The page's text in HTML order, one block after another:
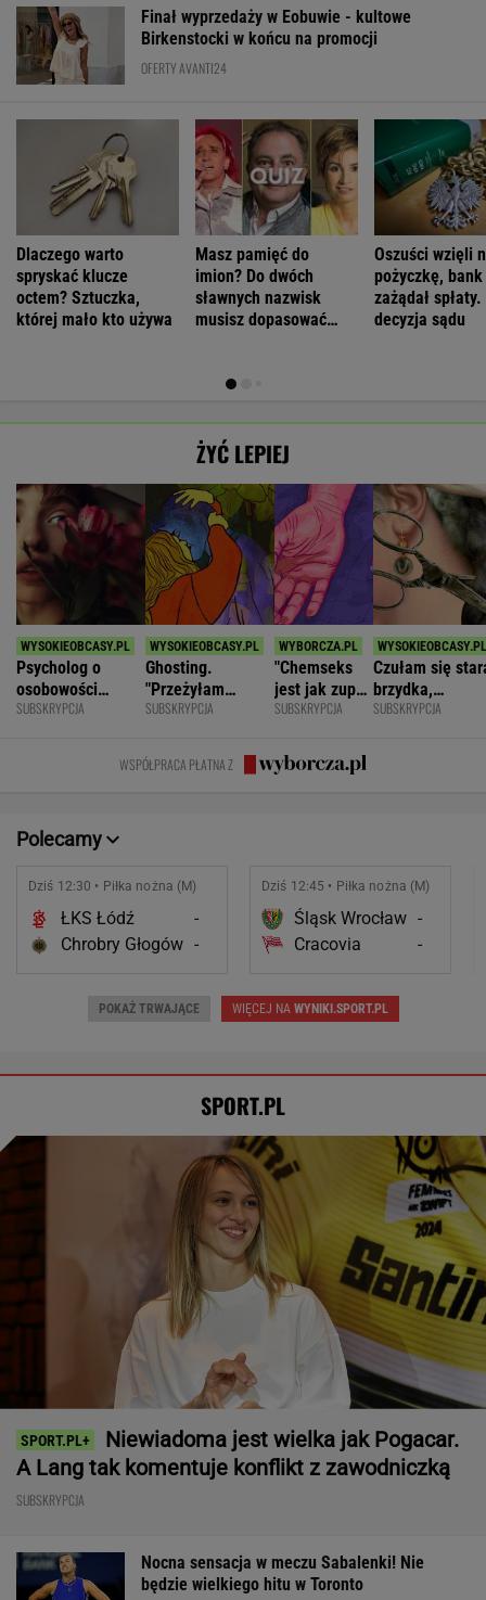
Finał wyprzedaży w Eobuwie - kultowe
Birkenstocki w końcu na promocji
OFERTY AVANTI24
Dlaczego warto
spryskać klucze
octem? Sztuczka,
której mało kto używa
Masz pamięć do
imion? Do dwóch
sławnych nazwisk
musisz dopasować
Oszuści wzięli
pożyczkę, bank
zażądał
decyzja sądu
ŻYĆ LEPIEJ
Psycholog o
osobowości
narcystycznej:
albo do niczego
SUBSKRYPCJA
Ghosting.
"Przeżyłam
najpiękniejszy
mnie i znikł"
SUBSKRYPCJA
"Chemseks
jest jak zupa.
Nażresz się,
znów jesteś
głodny"
SUBSKRYPCJA
Czułam się
brzydka,
niepotrzebna.
SUBSKRYPCJA
WSPÓŁPRACA PŁATNA Z
Polecamy
Dziś 12:30 • Piłka nożna (M)
ŁKS Łódź
-
Chrobry Głogów -
Dziś 12:45 • Piłka nożna (M)
Śląsk Wrocław -
Cracovia
-
POKAŻ TRWAJĄCE WIĘCEJ NAWYNIKI.SPORT.PL
SPORT.PL
Niewiadoma jest wielka jak Pogacar.
A Lang tak komentuje konflikt z zawodniczką
SUBSKRYPCJA
Nocna sensacja w meczu Sabalenki! Nie
będzie wielkiego hitu w Toronto